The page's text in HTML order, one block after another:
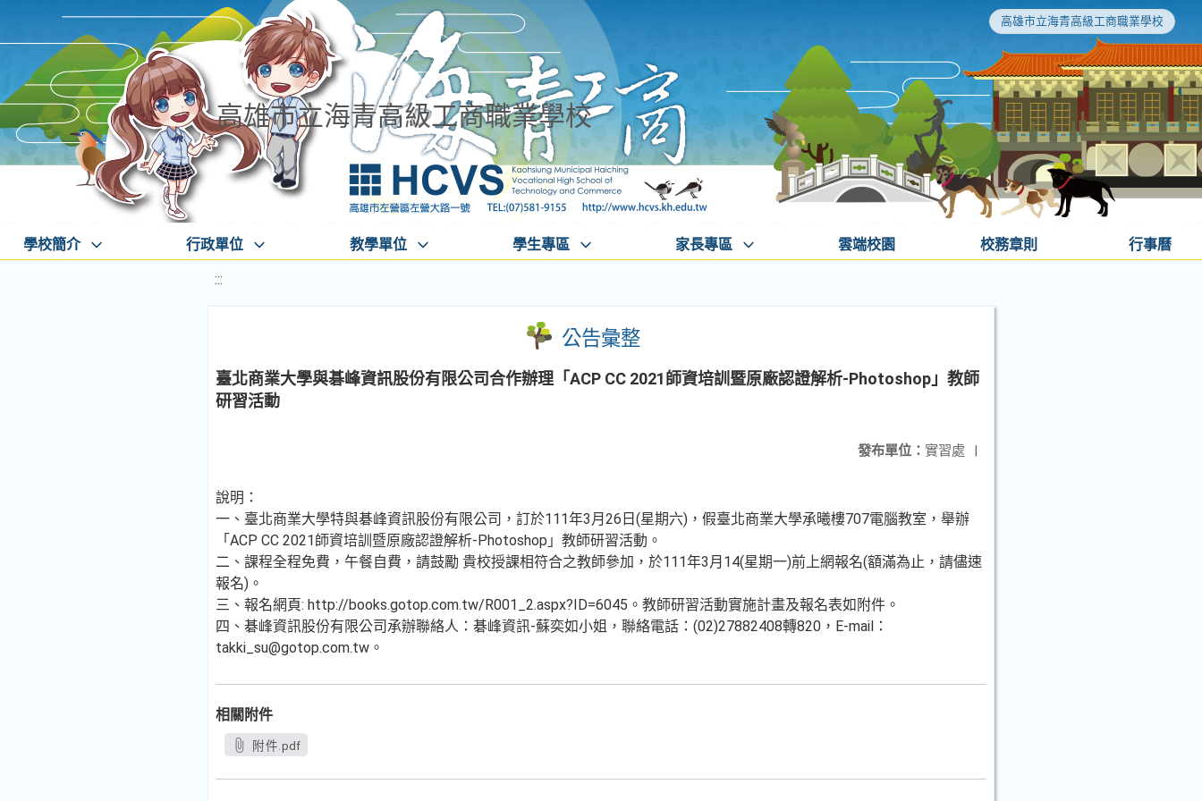
高雄市立海青高級工商職業學校
高雄市立海青高級工商職業學校
學校簡介 行政單位 教學單位 學生專區 家長專區 雲端校園 校務章則 行事曆
:::
公告彙整
臺北商業大學與碁峰資訊股份有限公司合作辦理「ACP CC 2021師資培訓暨原廠認證解析-Photoshop」教師
研習活動
發布單位： 實習處 |
說明：
一、臺北商業大學特與碁峰資訊股份有限公司，訂於111年3月26日(星期六)，假臺北商業大學承曦樓707電腦教室，舉辦
「ACP CC 2021師資培訓暨原廠認證解析-Photoshop」教師研習活動。
二、課程全程免費，午餐自費，請鼓勵 貴校授課相符合之教師參加，於111年3月14(星期一)前上網報名(額滿為止，請儘速
報名)。
三、報名網頁: http://books.gotop.com.tw/R001_2.aspx?ID=6045。教師研習活動實施計畫及報名表如附件。
四、碁峰資訊股份有限公司承辦聯絡人：碁峰資訊-蘇奕如小姐，聯絡電話：(02)27882408轉820，E-mail：
takki_su@gotop.com.tw。
相關附件
附件.pdf